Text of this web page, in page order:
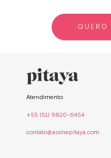
QUERO
Atendimento
+55 (51) 9820-6454
contato@assinepitaya.com